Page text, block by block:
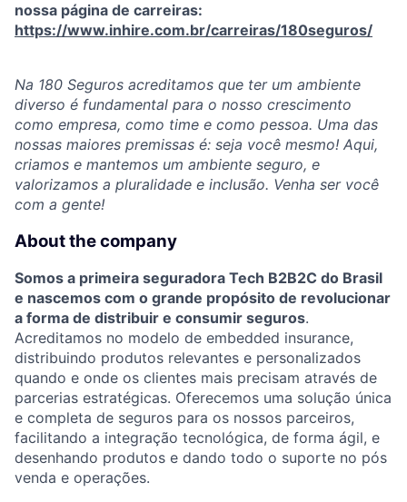
nossa página de carreiras:
https://www.inhire.com.br/carreiras/180seguros/
Na 180 Seguros acreditamos que ter um ambiente
diverso é fundamental para o nosso crescimento
como empresa, como time e como pessoa. Uma das
nossas maiores premissas é: seja você mesmo! Aqui,
criamos e mantemos um ambiente seguro, e
valorizamos a pluralidade e inclusão. Venha ser você
com a gente!
About the company
Somos a primeira seguradora Tech B2B2C do Brasil
e nascemos com o grande propósito de revolucionar
a forma de distribuir e consumir seguros.
Acreditamos no modelo de embedded insurance,
distribuindo produtos relevantes e personalizados
quando e onde os clientes mais precisam através de
parcerias estratégicas. Oferecemos uma solução única
e completa de seguros para os nossos parceiros,
facilitando a integração tecnológica, de forma ágil, e
desenhando produtos e dando todo o suporte no pós
venda e operações.